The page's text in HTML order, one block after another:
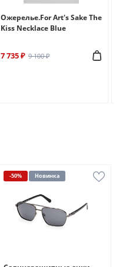
Ожерелье.For Art's Sake The
Kiss Necklace Blue
7 735 ₽ 9 100 ₽
-50% Новинка